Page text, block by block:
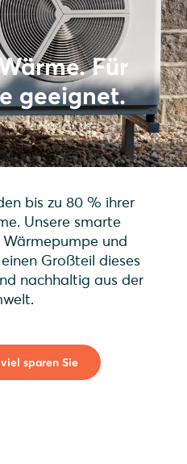
Für
geeignet.
bis zu 80 % ihrer
Unsere smarte
und
Großteil dieses
nachhaltig aus der
sparen Sie